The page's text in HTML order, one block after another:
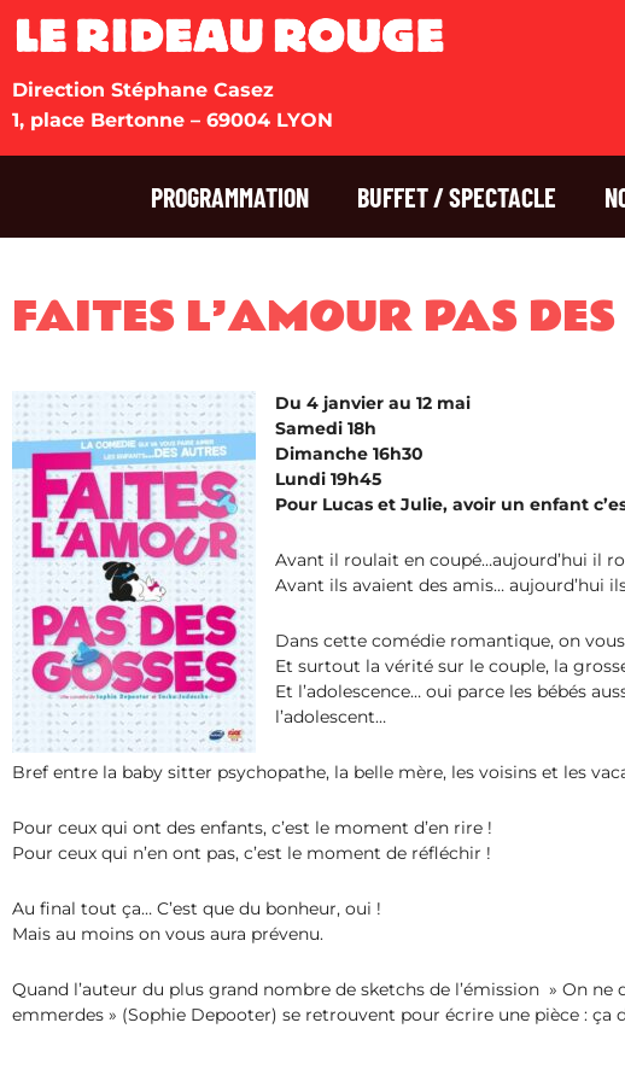
Direction Stéphane Casez
1, place Bertonne – 69004 LYON
PROGRAMMATION BUFFET / SPECTACLE
FAITES L’AMOUR PAS
Du 4 janvier au 12 mai
Samedi 18h
Dimanche 16h30
Lundi 19h45
Pour Lucas et Julie, avoir un enfant
Avant il roulait en coupé…aujourd’hui il
Avant ils avaient des amis… aujourd’hui
Dans cette comédie romantique, on
Et surtout la vérité sur le couple, la
Et l’adolescence… oui parce les bébés
l’adolescent…
Bref entre la baby sitter psychopathe, la belle mère, les voisins et les
Pour ceux qui ont des enfants, c’est le moment d’en rire !
Pour ceux qui n’en ont pas, c’est le moment de réfléchir !
Au final tout ça… C’est que du bonheur, oui !
Mais au moins on vous aura prévenu.
Quand l’auteur du plus grand nombre de sketchs de l’émission » On ne
emmerdes » (Sophie Depooter) se retrouvent pour écrire une pièce :